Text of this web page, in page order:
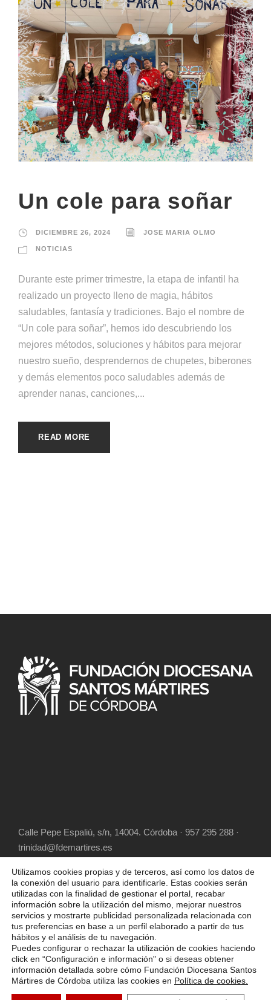
Un cole para soñar
DICIEMBRE 26, 2024 JOSE MARIA OLMO
NOTICIAS
Durante este primer trimestre, la etapa de infantil ha
realizado un proyecto lleno de magia, hábitos
saludables, fantasía y tradiciones. Bajo el nombre de
“Un cole para soñar”, hemos ido descubriendo los
mejores métodos, soluciones y hábitos para mejorar
nuestro sueño, desprendernos de chupetes, biberones
y demás elementos poco saludables además de
aprender nanas, canciones,...
READ MORE
Calle Pepe Espaliú, s/n, 14004. Córdoba · 957 295 288 ·
trinidad@fdemartires.es
COPYRIGHT 2025 FUNDACIÓN DIOCESANA
SANTOS MÁRTIRES, ALL RIGHT RESERVED
POLÍTICA DE COOKIES AVISO LEGAL
POLÍTICA DE PRIVACIDAD
Utilizamos cookies propias y de terceros, así como los datos de
la conexión del usuario para identificarle. Estas cookies serán
utilizadas con la finalidad de gestionar el portal, recabar
información sobre la utilización del mismo, mejorar nuestros
servicios y mostrarte publicidad personalizada relacionada con
tus preferencias en base a un perfil elaborado a partir de tus
hábitos y el análisis de tu navegación.
Puedes configurar o rechazar la utilización de cookies haciendo
click en “Configuración e información" o si deseas obtener
información detallada sobre cómo Fundación Diocesana Santos
Mártires de Córdoba utiliza las cookies en Política de cookies.